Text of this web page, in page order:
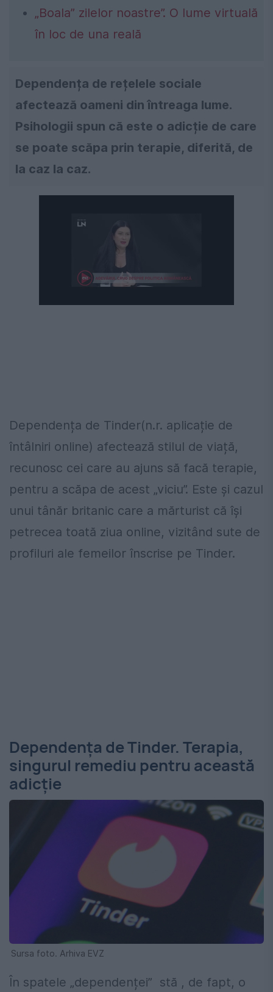
„Boala” zilelor noastre”. O lume virtuală
în loc de una reală
Dependența de rețelele sociale
afectează oameni din întreaga lume.
Psihologii spun că este o adicție de care
se poate scăpa prin terapie, diferită, de
la caz la caz.
Dependența de Tinder(n.r. aplicație de
întâlniri online) afectează stilul de viață,
recunosc cei care au ajuns să facă terapie,
pentru a scăpa de acest „viciu”. Este și cazul
unui tânăr britanic care a mărturist că își
petrecea toată ziua online, vizitând sute de
profiluri ale femeilor înscrise pe Tinder.
Dependența de Tinder. Terapia,
singurul remediu pentru această
adicție
Sursa foto. Arhiva EVZ
În spatele „dependenței” stă , de fapt, o